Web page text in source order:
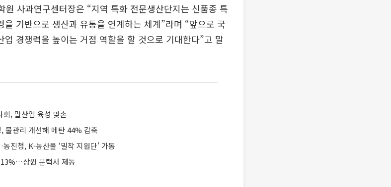
원 사과연구센터장은 “지역 특화 전문생산단지는 신품종 특
기반으로 생산과 유통을 연계하는 체계”라며 “앞으로 국
경쟁력을 높이는 거점 역할을 할 것으로 기대한다”고 말
, 말산업 육성 맞손
물관리 개선해 메탄 44% 감축
진청, K-농산물 ‘밀착 지원단’ 가동
상원 문턱서 제동